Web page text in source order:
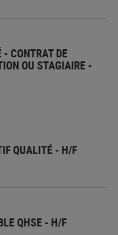
CONTRAT DE
OU STAGIAIRE -
QUALITÉ - H/F
QHSE - H/F